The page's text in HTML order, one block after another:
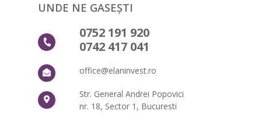
UNDE NE GASEȘTI
0752 191 920
0742 417 041
office@elaninvest.ro
Str. General Andrei Popovici
nr. 18, Sector 1, Bucuresti